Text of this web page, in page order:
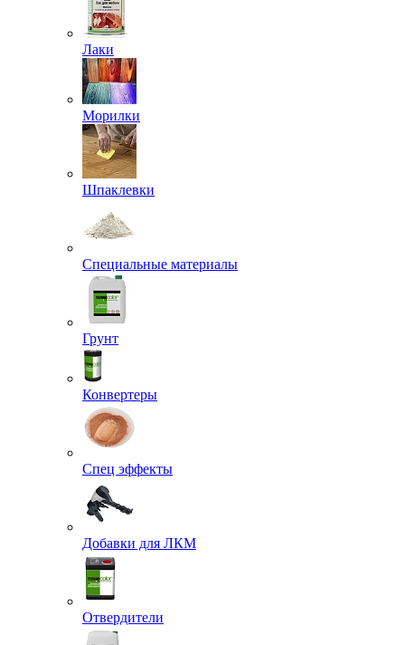
Лаки
Морилки
Шпаклевки
Специальные материалы
Грунт
Конвертеры
Спец эффекты
Добавки для ЛКМ
Отвердители